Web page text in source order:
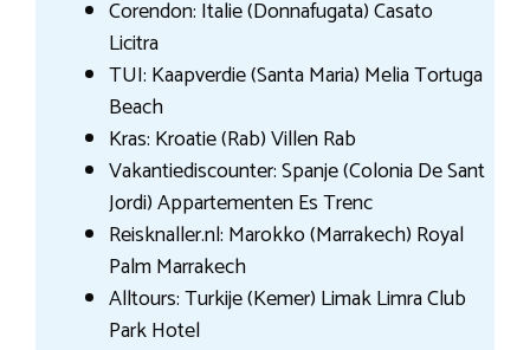
Corendon: Italie (Donnafugata) Casato
Licitra
TUI: Kaapverdie (Santa Maria) Melia Tortuga
Beach
Kras: Kroatie (Rab) Villen Rab
Vakantiediscounter: Spanje (Colonia De Sant
Jordi) Appartementen Es Trenc
Reisknaller.nl: Marokko (Marrakech) Royal
Palm Marrakech
Alltours: Turkije (Kemer) Limak Limra Club
Park Hotel